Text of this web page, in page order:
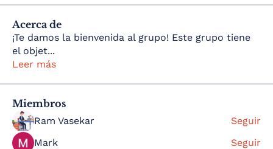
Acerca de
¡Te damos la bienvenida al grupo! Este grupo tiene
el objet...
Leer más
Miembros
Ram Vasekar
Seguir
Mark
Seguir